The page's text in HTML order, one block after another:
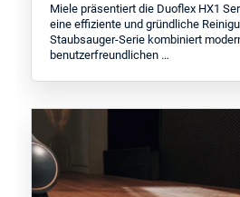
Miele präsentiert die Duoflex HX1
eine effiziente und gründliche
Staubsauger-Serie kombiniert
benutzerfreundlichen …